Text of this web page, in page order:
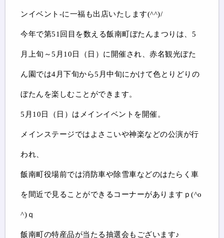
ンイベント-に一福も出店いたします(^^)/
今年で第51回目を数える飯南町ぼたんまつりは、5
月上旬～5月10日（日）に開催され、赤名観光ぼた
ん園では4月下旬から5月中旬にかけて色とりどりの
ぼたんを楽しむことができます。
5月10日（日）はメインイベントを開催。
メインステージではよさこいや神楽などの公演が行
われ、
飯南町役場前では消防車や除雪車などのはたらく車
を間近で見ることができるコーナーがありますｐ(^o
^)ｑ
飯南町の特産品が当たる抽選会もございます♪